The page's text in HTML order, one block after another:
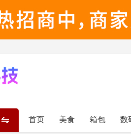
首页 美食 箱包 数